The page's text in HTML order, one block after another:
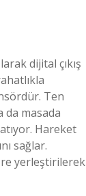
dijital çıkış
Ten
da masada
Hareket
sağlar.
yerleştirilerek